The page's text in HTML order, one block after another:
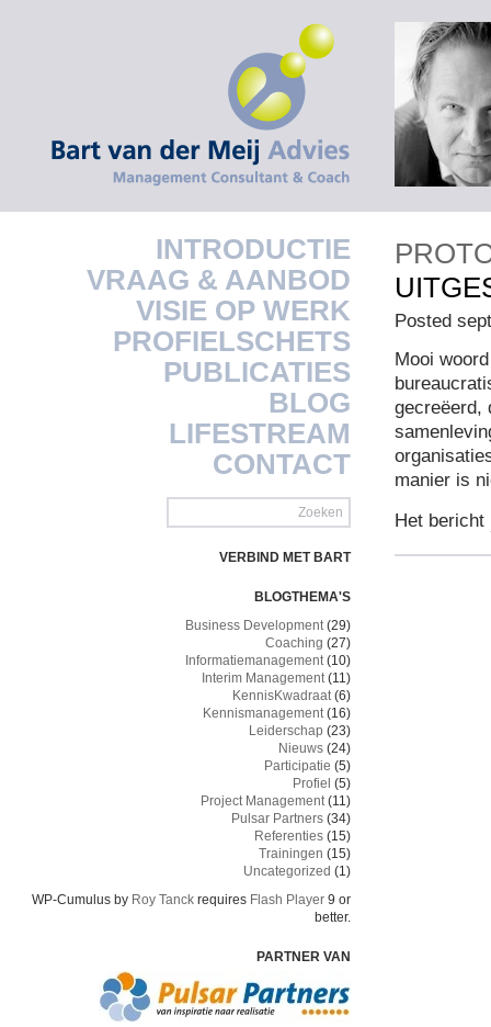
INTRODUCTIE
VRAAG & AANBOD
VISIE OP WERK
PROFIELSCHETS
PUBLICATIES
BLOG
LIFESTREAM
CONTACT
VERBIND MET BART
BLOGTHEMA'S
Business Development(29)
Coaching (27)
Informatiemanagement(10)
Interim Management(11)
KennisKwadraat(6)
Kennismanagement(16)
Leiderschap (23)
Nieuws (24)
Participatie (5)
Profiel (5)
Project Management(11)
Pulsar Partners (34)
Referenties (15)
Trainingen (15)
Uncategorized (1)
WP-Cumulus by Roy Tanck requires Flash Player 9 or
better.
PARTNER VAN
Posted
Mooi
gecreëerd,
manier is
Het bericht